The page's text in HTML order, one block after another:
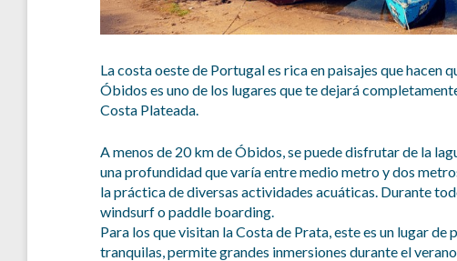
La costa oeste de Portugal es rica en paisajes que hacen
Óbidos es uno de los lugares que te dejará
Costa Plateada.
A menos de 20 km de Óbidos, se puede disfrutar de la
una profundidad que varía entre medio metro y dos
la práctica de diversas actividades acuáticas. Durante
windsurf o paddle boarding.
Para los que visitan la Costa de Prata, este es un lugar
tranquilas, permite grandes inmersiones durante el